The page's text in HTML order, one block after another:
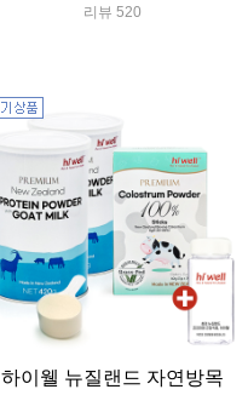
리뷰 520
하이웰 뉴질랜드 자연방목